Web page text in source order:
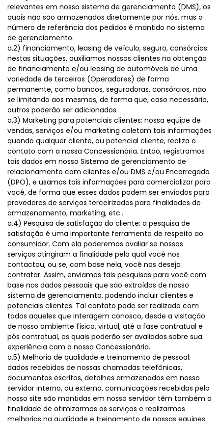
relevantes em nosso sistema de gerenciamento (DMS), os
quais não são armazenados diretamente por nós, mas o
número de referência dos pedidos é mantido no sistema
de gerenciamento.
a.2) financiamento, leasing de veículo, seguro, consórcios:
nestas situações, auxiliamos nossos clientes na obtenção
de financiamento e/ou leasing de automóveis de uma
variedade de terceiros (Operadores) de forma
permanente, como bancos, seguradoras, consórcios, não
se limitando aos mesmos, de forma que, caso necessário,
outros poderão ser adicionados.
a.3) Marketing para potenciais clientes: nossa equipe de
vendas, serviços e/ou marketing coletam tais informações
quando qualquer cliente, ou potencial cliente, realiza o
contato com a nossa Concessionária. Então, registramos
tais dados em nosso Sistema de gerenciamento de
relacionamento com clientes e/ou DMS e/ou Encarregado
(DPO), e usamos tais informações para comercializar para
você, de forma que esses dados podem ser enviados para
provedores de serviços terceirizados para finalidades de
armazenamento, marketing, etc..
a.4) Pesquisa de satisfação do cliente: a pesquisa de
satisfação é uma importante ferramenta de respeito ao
consumidor. Com ela poderemos avaliar se nossos
serviços atingiram a finalidade pela qual você nos
contactou, ou se, com base nela, você nos deseja
contratar. Assim, enviamos tais pesquisas para você com
base nos dados pessoais que são extraídos de nosso
sistema de gerenciamento, podendo incluir clientes e
potenciais clientes. Tal contato pode ser realizado com
todos aqueles que interagem conosco, desde a visitação
de nosso ambiente físico, virtual, até a fase contratual e
pós contratual, os quais poderão ser avaliados sobre sua
experiência com a nossa Concessionária.
a.5) Melhoria de qualidade e treinamento de pessoal:
dados recebidos de nossas chamadas telefônicas,
documentos escritos, detalhes armazenados em nosso
servidor interno, ou externo, comunicações recebidas pelo
nosso site são mantidas em nosso servidor têm também a
finalidade de otimizarmos os serviços e realizarmos
melhorias na qualidade e treinamento de nossas equipes.